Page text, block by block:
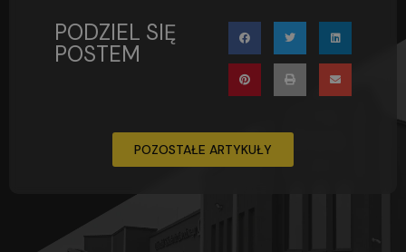
PODZIEL SIĘ
POSTEM
POZOSTAŁE ARTYKUŁY